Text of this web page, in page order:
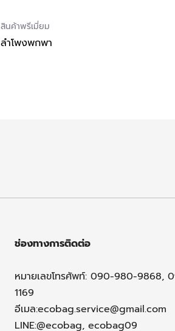
สินค้าพรีเมี่ยม
ลำโพงพกพา
ช่องทางการติดต่อ
หมายเลขโทรศัพท์: 090-980-9868,
1169
อีเมล:ecobag.service@gmail.com
LINE:@ecobag, ecobag09